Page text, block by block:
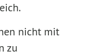
nicht mit
zu